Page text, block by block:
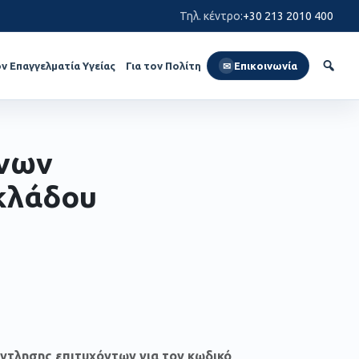
Τηλ. κέντρο:+30 213 2010 400
Επαγγελματία Υγείας Για τον Πολίτη ✉ Επικοινωνία
επιτυχόντων για τον κωδικό